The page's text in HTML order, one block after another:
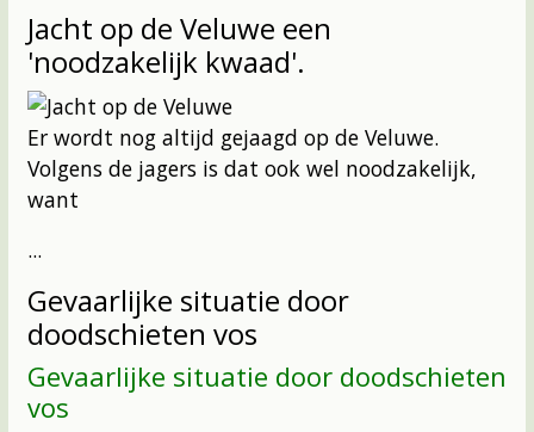
Jacht op de Veluwe een
'noodzakelijk kwaad'.
Er wordt nog altijd gejaagd op de Veluwe.
Volgens de jagers is dat ook wel noodzakelijk,
want
...
Gevaarlijke situatie door
doodschieten vos
Gevaarlijke situatie door doodschieten
vos